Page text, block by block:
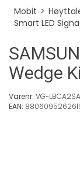
Mobit>
Smart LED
Wedge
Varenr: VG-
EAN: 8806095262611